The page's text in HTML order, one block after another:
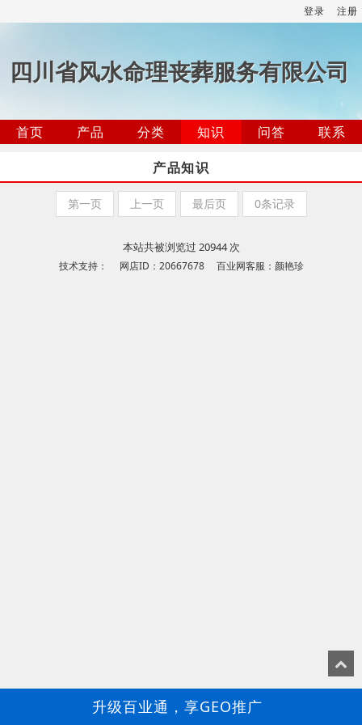
登录 注册
四川省风水命理丧葬服务有限公司
首页 产品 分类 知识 问答
联系
产品知识
第一页 上一页 最后页 0条记录
本站共被浏览过 20944 次
技术支持： 网店ID：20667678 百业网客服：颜艳珍
升级百业通，享GEO推广